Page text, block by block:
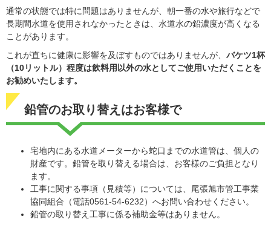
通常の状態では特に問題はありませんが、朝一番の水や旅行などで
長期間水道を使用されなかったときは、水道水の鉛濃度が高くなる
ことがあります。
これが直ちに健康に影響を及ぼすものではありませんが、 バケツ1杯
（10リットル）程度は飲料用以外の水としてご使用いただくことを
お勧めいたします。
鉛管のお取り替えはお客様で
宅地内にある水道メーターから蛇口までの水道管は、個人の
財産です。鉛管を取り替える場合は、お客様のご負担となり
ます。
工事に関する事項（見積等）については、尾張旭市管工事業
協同組合（電話0561-54-6232）へお問い合わせください。
鉛管の取り替え工事に係る補助金等はありません。